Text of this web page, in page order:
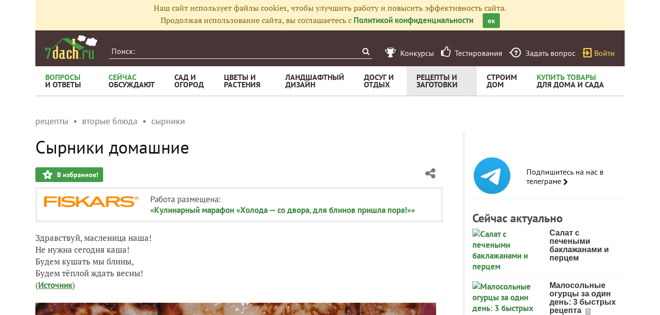
Наш сайт использует файлы cookies, чтобы улучшить работу и повысить эффективность сайта.
Продолжая использование сайта, вы соглашаетесь с Политикой конфиденциальности ок
Конкурсы Тестирования Задать вопрос Войти
ВОПРОСЫ
И ОТВЕТЫ
СЕЙЧАС
ОБСУЖДАЮТ
САД И
ОГОРОД
ЦВЕТЫ И
РАСТЕНИЯ
ЛАНДШАФТНЫЙ
ДИЗАЙН
ДОСУГ И
ОТДЫХ
РЕЦЕПТЫ И
ЗАГОТОВКИ
СТРОИМ
ДОМ
КУПИТЬ ТОВАРЫ
ДЛЯ ДОМА И САДА
рецепты вторые блюда сырники
Сырники домашние
В избранное!
Работа размещена:
«Кулинарный марафон «Холода — со двора, для блинов пришла пора!»»
Здравствуй, масленица наша!
Не нужна сегодня каша!
Будем кушать мы блины,
Будем тёплой ждать весны!
(Источник)
Подпишитесь на нас в
телеграме
Сейчас актуально
Салат с
печеными
баклажанами и
перцем
Малосольные
огурцы за один
день: 3 быстрых
рецепта
5